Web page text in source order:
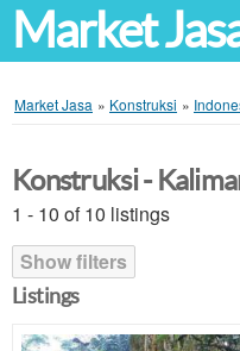
Market
Market Jasa » Konstruksi »
Konstruksi -
1 - 10 of 10 listings
Show filters
Listings